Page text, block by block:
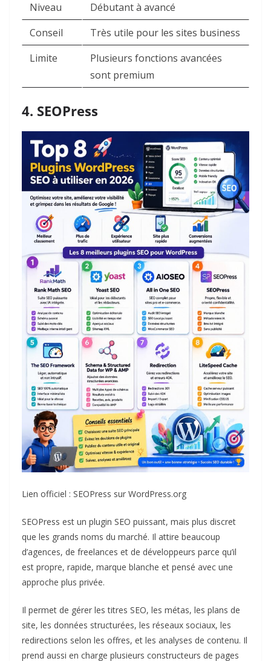
Niveau
Débutant à avancé
Conseil
Très utile pour les sites business
Limite
Plusieurs fonctions avancées
sont premium
4. SEOPress
Lien officiel : SEOPress sur WordPress.org
SEOPress est un plugin SEO puissant, mais plus discret
que les grands noms du marché. Il attire beaucoup
d’agences, de freelances et de développeurs parce qu’il
est propre, rapide, marque blanche et pensé avec une
approche plus privée.
Il permet de gérer les titres SEO, les métas, les plans de
site, les données structurées, les réseaux sociaux, les
redirections selon les offres, et les analyses de contenu. Il
prend aussi en charge plusieurs constructeurs de pages